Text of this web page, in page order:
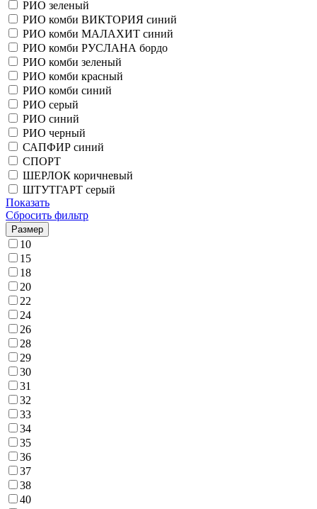
РИО зеленый
РИО комби ВИКТОРИЯ синий
РИО комби МАЛАХИТ синий
РИО комби РУСЛАНА бордо
РИО комби зеленый
РИО комби красный
РИО комби синий
РИО серый
РИО синий
РИО черный
САПФИР синий
СПОРТ
ШЕРЛОК коричневый
ШТУТГАРТ серый
Показать
Сбросить фильтр
Размер
10
15
18
20
22
24
26
28
29
30
31
32
33
34
35
36
37
38
40